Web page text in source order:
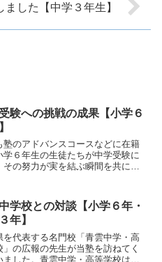
した【中学３年生】
験への挑戦の成果【小学６
塾のアドバンスコースなどに在籍
学６年生の生徒たちが中学受験に
その努力が実を結ぶ瞬間を共に迎
、付属中学）、慶進中学、そして
有名私立では、四国...
学校との対談【小学６年・
年】
を代表する名門校「青雲中学・高
」の広報の先生が当塾を訪ねてく
ました。青雲中学・高等学校はそ